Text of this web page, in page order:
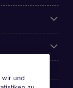
wir und